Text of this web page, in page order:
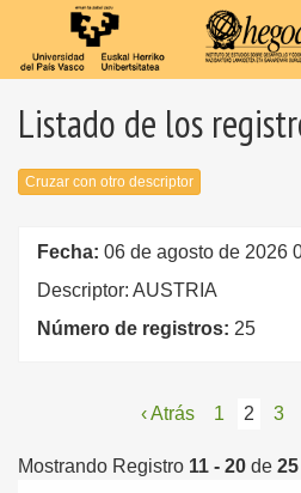
Listado de los
Cruzar con otro descriptor
Fecha: 06 de agosto de 2026
Descriptor: AUSTRIA
Número de registros: 25
‹ Atrás 1 2 3
Mostrando Registro 11 - 20 de 25